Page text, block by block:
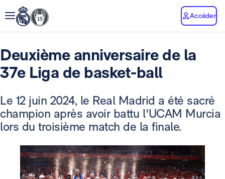
Accéder
Deuxième anniversaire de la
37e Liga de basket-ball
Le 12 juin 2024, le Real Madrid a été sacré
champion après avoir battu l'UCAM Murcia
lors du troisième match de la finale.